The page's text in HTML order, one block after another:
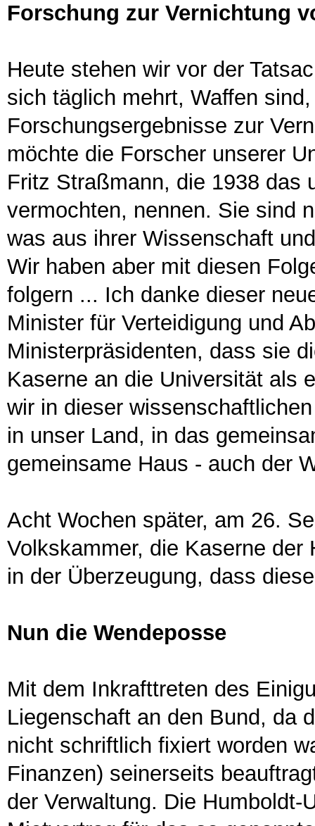
Forschung zur Vernichtung
Heute stehen wir vor der
sich täglich mehrt, Waffen
Forschungsergebnisse zur
möchte die Forscher unserer
Fritz Straßmann, die 1938 das
vermochten, nennen. Sie sind
was aus ihrer Wissenschaft
Wir haben aber mit diesen
folgern ... Ich danke dieser
Minister für Verteidigung und
Ministerpräsidenten, dass sie
Kaserne an die Universität als
wir in dieser
in unser Land, in das
gemeinsame Haus - auch der
Acht Wochen später, am 26.
Volkskammer, die Kaserne
in der Überzeugung, dass
Nun die Wendeposse
Mit dem Inkrafttreten des
Liegenschaft an den Bund, da
nicht schriftlich fixiert worden
Finanzen) seinerseits
der Verwaltung. Die